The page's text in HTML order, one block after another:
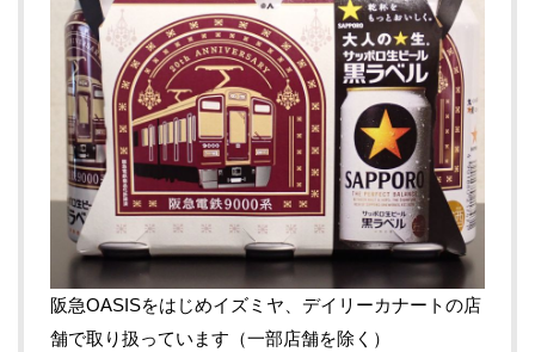
阪急OASISをはじめイズミヤ、デイリーカナートの店
舗で取り扱っています（一部店舗を除く）